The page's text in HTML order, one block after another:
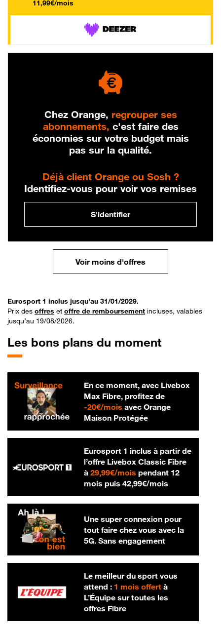
11,99€/mois
Chez Orange, regrouper ses
abonnements, c'est faire des
économies sur votre budget mais
pas sur la qualité.
Déjà client Orange ou Sosh ?
Identifiez-vous pour voir vos remises
S'identifier
Voir moins d'offres
Eurosport 1 inclus jusqu'au 31/01/2029.
Prix des offres et offre de remboursement incluses, valables
jusqu’au 19/08/2026.
Les bons plans du moment
En ce moment, avec Livebox
Max Fibre, profitez de
-20€/mois20 € par mois
avec Orange
Maison Protégée
Eurosport 1 inclus à partir de
l’offre Livebox Classic Fibre
à 29,99€/mois29,99 € par mois
pendant 12
mois puis 42,99€/mois42,99 € par
Une super connexion pour
tout faire chez vous avec la
5G. Sans engagement
Le meilleur du sport vous
attend : 1 mois offertà
L’Équipe sur toutes les
offres Fibre